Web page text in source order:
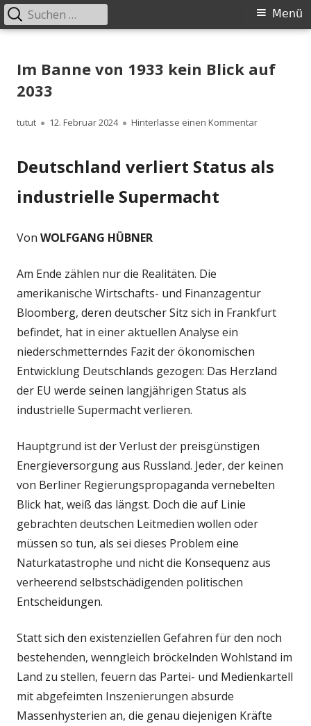
zum
Primäres
Menü
Suchen
nach:
Im Banne von 1933 kein Blick auf
2033
Autor
tutut
Veröffentlicht
12. Februar 2024 Hinterlasse einen Kommentarzu Im
Deutschland verliert Status als
industrielle Supermacht
Von WOLFGANG HÜBNER
Am Ende zählen nur die Realitäten. Die
amerikanische Wirtschafts- und Finanzagentur
Bloomberg, deren deutscher Sitz sich in Frankfurt
befindet, hat in einer aktuellen Analyse ein
niederschmetterndes Fazit der ökonomischen
Entwicklung Deutschlands gezogen: Das Herzland
der EU werde seinen langjährigen Status als
industrielle Supermacht verlieren.
Hauptgrund ist der Verlust der preisgünstigen
Energieversorgung aus Russland. Jeder, der keinen
von Berliner Regierungspropaganda vernebelten
Blick hat, weiß das längst. Doch die auf Linie
gebrachten deutschen Leitmedien wollen oder
müssen so tun, als sei dieses Problem eine
Naturkatastrophe und nicht die Konsequenz aus
verheerend selbstschädigenden politischen
Entscheidungen.
Statt sich den existenziellen Gefahren für den noch
bestehenden, wenngleich bröckelnden Wohlstand im
Land zu stellen, feuern das Partei- und Medienkartell
mit abgefeimten Inszenierungen absurde
Massenhysterien an, die genau diejenigen Kräfte